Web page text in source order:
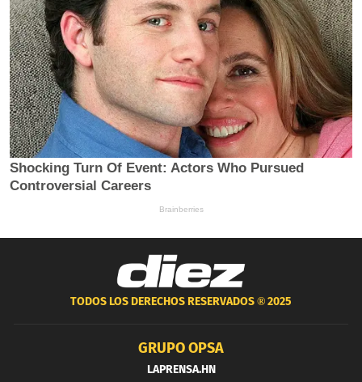
TODOS LOS DERECHOS RESERVADOS ®2025
GRUPO OPSA
LAPRENSA.HN